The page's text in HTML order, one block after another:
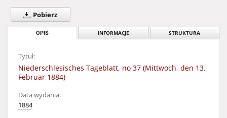
Pobierz
OPIS INFORMACJE STRUKTURA
Tytuł:
Niederschlesisches Tageblatt, no 37 (Mittwoch, den 13.
Februar 1884)
Data wydania:
1884